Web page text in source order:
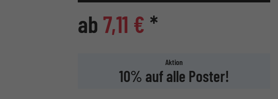
ab 7,11 € *
Aktion
10% auf alle Poster!